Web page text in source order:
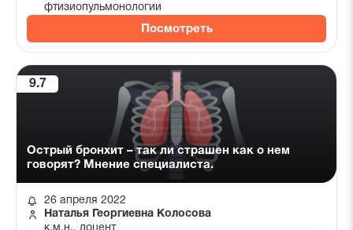
фтизиопульмонологии
Посмотреть
9.7
Острый бронхит – так ли страшен как о нем
говорят? Мнение специалиста.
26 апреля 2022
Наталья Георгиевна Колосова